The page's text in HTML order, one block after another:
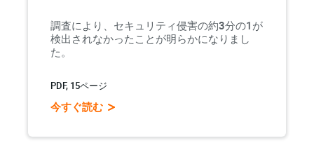
調査により、セキュリティ侵害の約3分の1が
検出されなかったことが明らかになりまし
た。
PDF, 15ページ
今すぐ読む